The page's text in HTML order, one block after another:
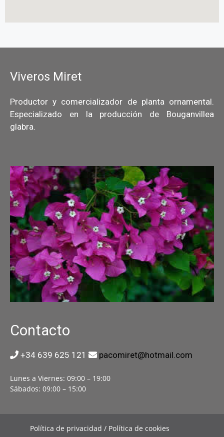
Viveros Miret
Productor y comercializador de planta ornamental.
Especializado en la producción de Bouganvillea
glabra.
Contacto
+34 639 625 121 pacomiret@hotmail.com
Lunes a Viernes: 09:00 – 19:00
Sábados: 09:00 – 15:00
Política de privacidad / Política de cookies